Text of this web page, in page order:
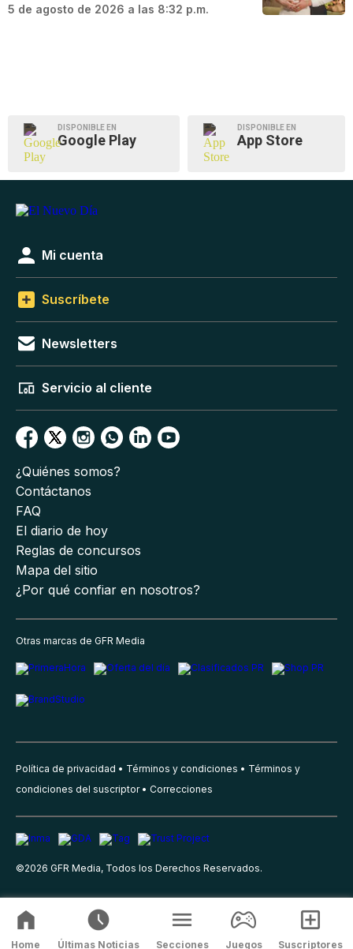
5 de agosto de 2026 a las 8:32 p.m.
DISPONIBLE EN
Google Play
DISPONIBLE EN
App Store
Mi cuenta
Suscríbete
Newsletters
Servicio al cliente
¿Quiénes somos?
Contáctanos
FAQ
El diario de hoy
Reglas de concursos
Mapa del sitio
¿Por qué confiar en nosotros?
Otras marcas de GFR Media
Política de privacidad Términos y condiciones
Términos y
condiciones del suscriptor
Correcciones
©2026 GFR Media, Todos los Derechos Reservados.
Home Últimas Noticias Secciones Juegos Suscriptores